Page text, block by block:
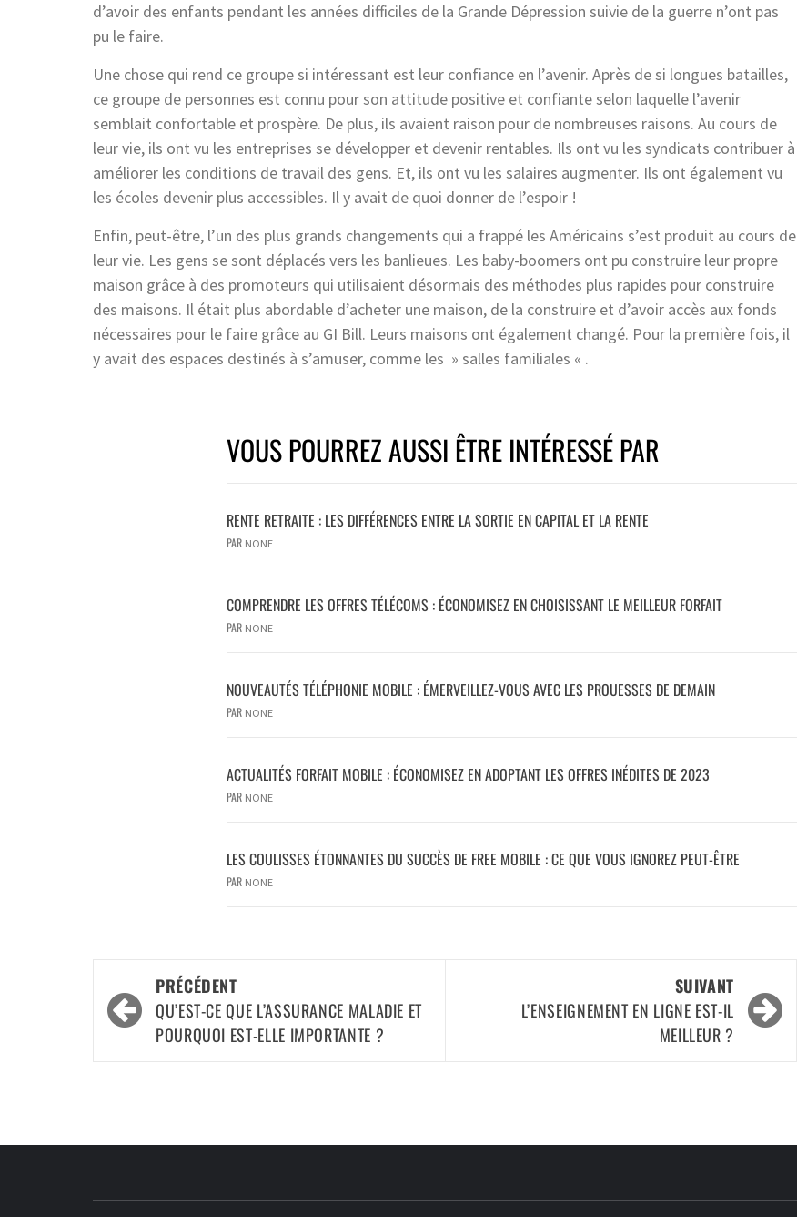
d’avoir des enfants pendant les années difficiles de la Grande Dépression suivie de la guerre n’ont pas
pu le faire.
Une chose qui rend ce groupe si intéressant est leur confiance en l’avenir. Après de si longues batailles,
ce groupe de personnes est connu pour son attitude positive et confiante selon laquelle l’avenir
semblait confortable et prospère. De plus, ils avaient raison pour de nombreuses raisons. Au cours de
leur vie, ils ont vu les entreprises se développer et devenir rentables. Ils ont vu les syndicats contribuer à
améliorer les conditions de travail des gens. Et, ils ont vu les salaires augmenter. Ils ont également vu
les écoles devenir plus accessibles. Il y avait de quoi donner de l’espoir !
Enfin, peut-être, l’un des plus grands changements qui a frappé les Américains s’est produit au cours de
leur vie. Les gens se sont déplacés vers les banlieues. Les baby-boomers ont pu construire leur propre
maison grâce à des promoteurs qui utilisaient désormais des méthodes plus rapides pour construire
des maisons. Il était plus abordable d’acheter une maison, de la construire et d’avoir accès aux fonds
nécessaires pour le faire grâce au GI Bill. Leurs maisons ont également changé. Pour la première fois, il
y avait des espaces destinés à s’amuser, comme les » salles familiales « .
VOUS POURREZ AUSSI ÊTRE INTÉRESSÉ PAR
RENTE RETRAITE : LES DIFFÉRENCES ENTRE LA SORTIE EN CAPITAL ET LA RENTE
PAR NONE
COMPRENDRE LES OFFRES TÉLÉCOMS : ÉCONOMISEZ EN CHOISISSANT LE MEILLEUR FORFAIT
PAR NONE
NOUVEAUTÉS TÉLÉPHONIE MOBILE : ÉMERVEILLEZ-VOUS AVEC LES PROUESSES DE DEMAIN
PAR NONE
ACTUALITÉS FORFAIT MOBILE : ÉCONOMISEZ EN ADOPTANT LES OFFRES INÉDITES DE 2023
PAR NONE
LES COULISSES ÉTONNANTES DU SUCCÈS DE FREE MOBILE : CE QUE VOUS IGNOREZ PEUT-ÊTRE
PAR NONE
PRÉCÉDENT
QU’EST-CE QUE L’ASSURANCE MALADIE ET
POURQUOI EST-ELLE IMPORTANTE ?
SUIVANT
L’ENSEIGNEMENT EN LIGNE EST-IL
MEILLEUR ?